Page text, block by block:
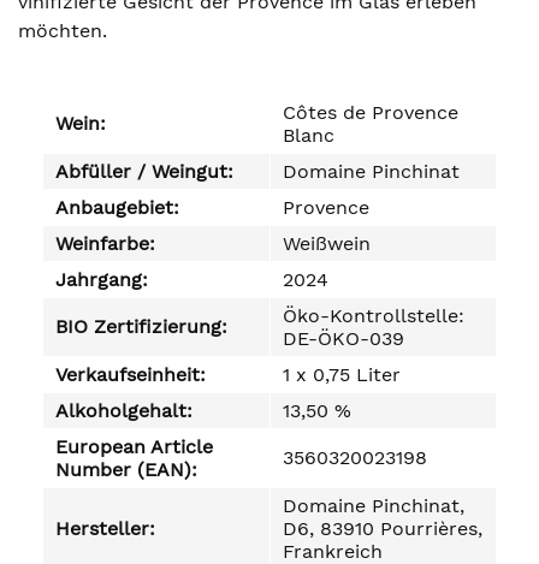
möchten.
Wein:
Côtes de Provence
Blanc
Abfüller / Weingut:
Domaine Pinchinat
Anbaugebiet:
Provence
Weinfarbe:
Weißwein
Jahrgang:
2024
BIO Zertifizierung:
Öko-Kontrollstelle:
DE-ÖKO-039
Verkaufseinheit:
1 x 0,75 Liter
Alkoholgehalt:
13,50 %
European Article
Number (EAN):
3560320023198
Hersteller:
Domaine Pinchinat,
D6, 83910 Pourrières,
Frankreich